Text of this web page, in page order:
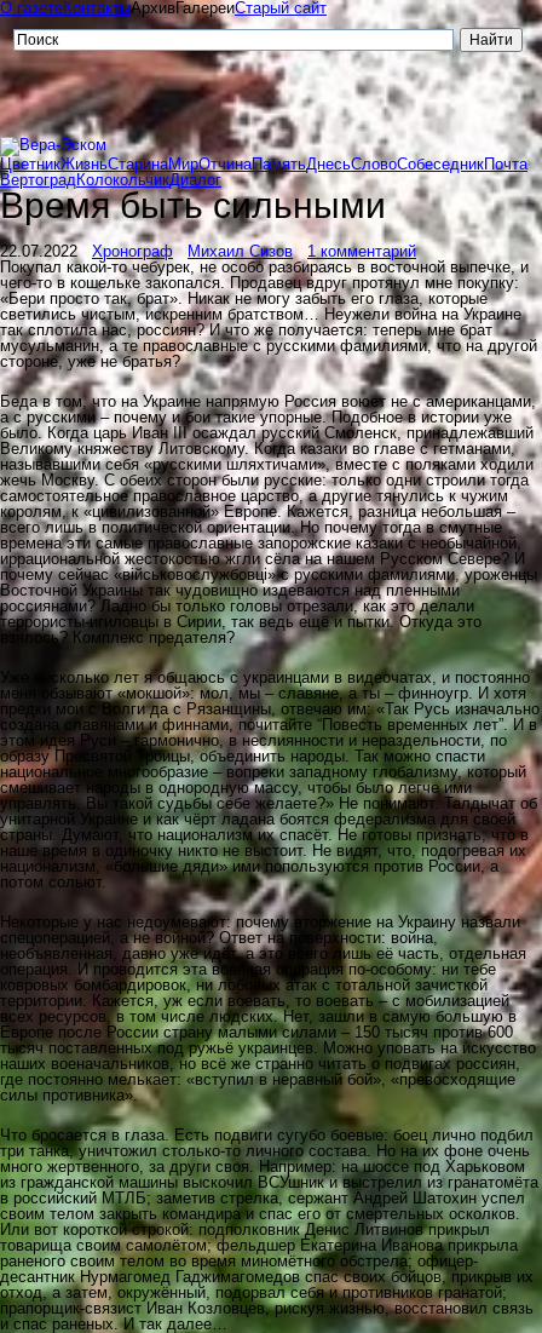
О газетеКонтактыАрхивГалереиСтарый сайт
ЦветникЖизньСтаринаМирОтчинаПамятьДнесьСловоСобеседникПочта
ВертоградКолокольчикДиалог
Время быть сильными
22.07.2022 Хронограф Михаил Сизов
1 комментарий
Покупал какой-то чебурек, не особо разбираясь в восточной выпечке, и
чего-то в кошельке закопался. Продавец вдруг протянул мне покупку:
«Бери просто так, брат». Никак не могу забыть его глаза, которые
светились чистым, искренним братством… Неужели война на Украине
так сплотила нас, россиян? И что же получается: теперь мне брат
мусульманин, а те православные с русскими фамилиями, что на другой
стороне, уже не братья?
Беда в том, что на Украине напрямую Россия воюет не с американцами,
а с русскими – почему и бои такие упорные. Подобное в истории уже
было. Когда царь Иван III осаждал русский Смоленск, принадлежавший
Великому княжеству Литовскому. Когда казаки во главе с гетманами,
называвшими себя «русскими шляхтичами», вместе с поляками ходили
жечь Москву. С обеих сторон были русские: только одни строили тогда
самостоятельное православное царство, а другие тянулись к чужим
королям, к «цивилизованной» Европе. Кажется, разница небольшая –
всего лишь в политической ориентации. Но почему тогда в смутные
времена эти самые православные запорожские казаки с необычайной,
иррациональной жестокостью жгли сёла на нашем Русском Севере? И
почему сейчас «військовослужбовці» с русскими фамилиями, уроженцы
Восточной Украины так чудовищно издеваются над пленными
россиянами? Ладно бы только головы отрезали, как это делали
террористы-игиловцы в Сирии, так ведь ещё и пытки. Откуда это
взялось? Комплекс предателя?
Уже несколько лет я общаюсь с украинцами в видеочатах, и постоянно
меня обзывают «мокшой»: мол, мы – славяне, а ты – финноугр. И хотя
предки мои с Волги да с Рязанщины, отвечаю им: «Так Русь изначально
создана славянами и финнами, почитайте “Повесть временных лет”. И в
этом идея Руси – гармонично, в неслиянности и нераздельности, по
образу Пресвятой Троицы, объединить народы. Так можно спасти
национальное многообразие – вопреки западному глобализму, который
смешивает народы в однородную массу, чтобы было легче ими
управлять. Вы такой судьбы себе желаете?» Не понимают. Талдычат об
унитарной Украине и как чёрт ладана боятся федерализма для своей
страны. Думают, что национализм их спасёт. Не готовы признать, что в
наше время в одиночку никто не выстоит. Не видят, что, подогревая их
национализм, «большие дяди» ими попользуются против России, а
потом сольют.
Некоторые у нас недоумевают: почему вторжение на Украину назвали
спецоперацией, а не войной? Ответ на поверхности: война,
необъявленная, давно уже идёт, а это всего лишь её часть, отдельная
операция. И проводится эта военная операция по-особому: ни тебе
ковровых бомбардировок, ни лобовых атак с тотальной зачисткой
территории. Кажется, уж если воевать, то воевать – с мобилизацией
всех ресурсов, в том числе людских. Нет, зашли в самую большую в
Европе после России страну малыми силами – 150 тысяч против 600
тысяч поставленных под ружьё украинцев. Можно уповать на искусство
наших военачальников, но всё же странно читать о подвигах россиян,
где постоянно мелькает: «вступил в неравный бой», «превосходящие
силы противника».
Что бросается в глаза. Есть подвиги сугубо боевые: боец лично подбил
три танка, уничтожил столько-то личного состава. Но на их фоне очень
много жертвенного, за други своя. Например: на шоссе под Харьковом
из гражданской машины выскочил ВСУшник и выстрелил из гранатомёта
в российский МТЛБ; заметив стрелка, сержант Андрей Шатохин успел
своим телом закрыть командира и спас его от смертельных осколков.
Или вот короткой строкой: подполковник Денис Литвинов прикрыл
товарища своим самолётом; фельдшер Екатерина Иванова прикрыла
раненого своим телом во время миномётного обстрела; офицер-
десантник Нурмагомед Гаджимагомедов спас своих бойцов, прикрыв их
отход, а затем, окружённый, подорвал себя и противников гранатой;
прапорщик-связист Иван Козловцев, рискуя жизнью, восстановил связь
и спас раненых. И так далее…